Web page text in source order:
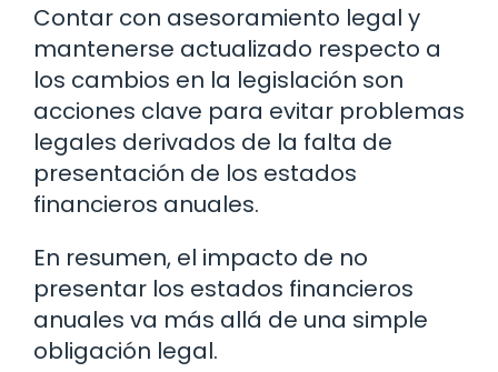
Contar con asesoramiento legal y
mantenerse actualizado respecto a
los cambios en la legislación son
acciones clave para evitar problemas
legales derivados de la falta de
presentación de los estados
financieros anuales.
En resumen, el impacto de no
presentar los estados financieros
anuales va más allá de una simple
obligación legal.